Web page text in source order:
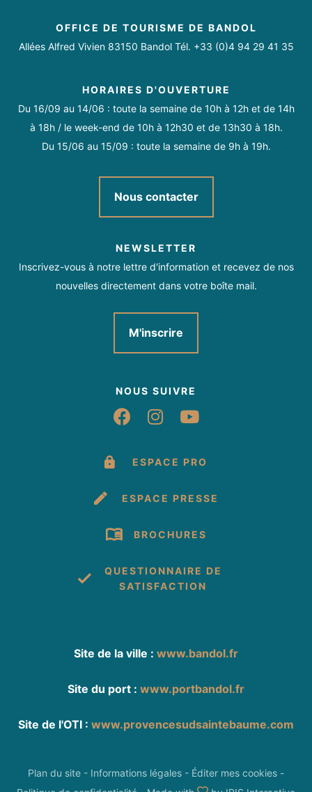
OFFICE DE TOURISME DE BANDOL
Allées Alfred Vivien 83150 Bandol Tél. +33 (0)4 94 29 41 35
HORAIRES D'OUVERTURE
Du 16/09 au 14/06 : toute la semaine de 10h à 12h et de 14h
à 18h / le week-end de 10h à 12h30 et de 13h30 à 18h.
Du 15/06 au 15/09 : toute la semaine de 9h à 19h.
Nous contacter
NEWSLETTER
Inscrivez-vous à notre lettre d'information et recevez de nos
nouvelles directement dans votre boîte mail.
M'inscrire
NOUS SUIVRE
Suivez-nous sur
Suivez-nous sur
Suivez-nous
ESPACE PRO
ESPACE PRESSE
BROCHURES
QUESTIONNAIRE DE
SATISFACTION
Site de la ville : www.bandol.fr
Site du port : www.portbandol.fr
Site de l'OTI : www.provencesudsaintebaume.com
Plan du site - Informations légales - Éditer mes cookies -